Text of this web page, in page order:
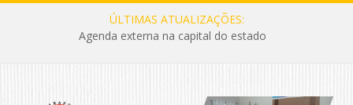
ÚLTIMAS ATUALIZAÇÕES:
Agenda externa na capital do estado